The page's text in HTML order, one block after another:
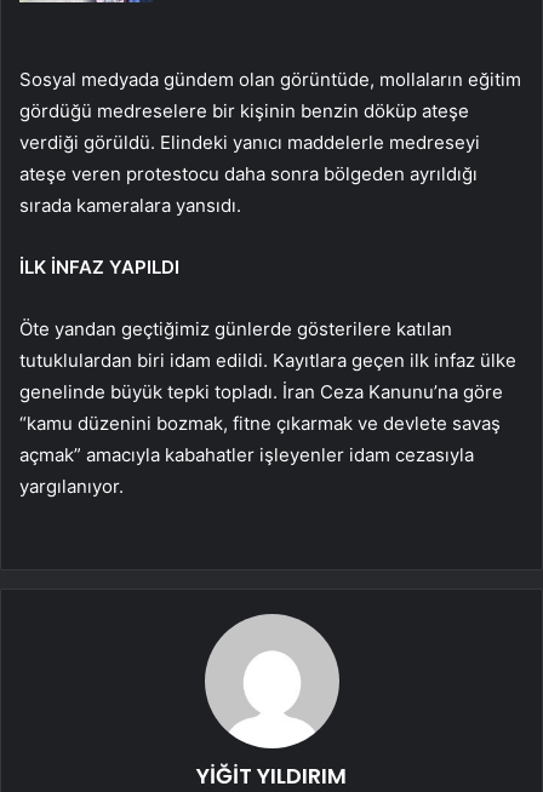
Sosyal medyada gündem olan görüntüde, mollaların eğitim
gördüğü medreselere bir kişinin benzin döküp ateşe
verdiği görüldü. Elindeki yanıcı maddelerle medreseyi
ateşe veren protestocu daha sonra bölgeden ayrıldığı
sırada kameralara yansıdı.
İLK İNFAZ YAPILDI
Öte yandan geçtiğimiz günlerde gösterilere katılan
tutuklulardan biri idam edildi. Kayıtlara geçen ilk infaz ülke
genelinde büyük tepki topladı. İran Ceza Kanunu’na göre
“kamu düzenini bozmak, fitne çıkarmak ve devlete savaş
açmak” amacıyla kabahatler işleyenler idam cezasıyla
yargılanıyor.
YİĞİT YILDIRIM